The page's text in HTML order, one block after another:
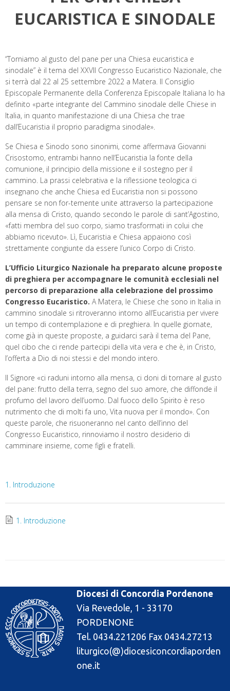
o
k
r I
n
e
s p m
EUCARISTICA E SINODALE
“Torniamo al gusto del pane per una Chiesa eucaristica e
sinodale” è il tema del XXVII Congresso Eucaristico Nazionale, che
si terrà dal 22 al 25 settembre 2022 a Matera. Il Consiglio
Episcopale Permanente della Conferenza Episcopale Italiana lo ha
definito «parte integrante del Cammino sinodale delle Chiese in
Italia, in quanto manifestazione di una Chiesa che trae
dall’Eucaristia il proprio paradigma sinodale».
Se Chiesa e Sinodo sono sinonimi, come affermava Giovanni
Crisostomo, entrambi hanno nell’Eucaristia la fonte della
comunione, il principio della missione e il sostegno per il
cammino. La prassi celebrativa e la riflessione teologica ci
insegnano che anche Chiesa ed Eucaristia non si possono
pensare se non for-temente unite attraverso la partecipazione
alla mensa di Cristo, quando secondo le parole di sant’Agostino,
«fatti membra del suo corpo, siamo trasformati in colui che
abbiamo ricevuto». Lì, Eucaristia e Chiesa appaiono così
strettamente congiunte da essere l’unico Corpo di Cristo.
L’Ufficio Liturgico Nazionale ha preparato alcune proposte
di preghiera per accompagnare le comunità ecclesiali nel
percorso di preparazione alla celebrazione del prossimo
Congresso Eucaristico. A Matera, le Chiese che sono in Italia in
cammino sinodale si ritroveranno intorno all’Eucaristia per vivere
un tempo di contemplazione e di preghiera. In quelle giornate,
come già in queste proposte, a guidarci sarà il tema del Pane,
quel cibo che ci rende partecipi della vita vera e che è, in Cristo,
l’offerta a Dio di noi stessi e del mondo intero.
Il Signore «ci raduni intorno alla mensa, ci doni di tornare al gusto
del pane: frutto della terra, segno del suo amore, che diffonde il
profumo del lavoro dell’uomo. Dal fuoco dello Spirito è reso
nutrimento che di molti fa uno, Vita nuova per il mondo». Con
queste parole, che risuoneranno nel canto dell’inno del
Congresso Eucaristico, rinnoviamo il nostro desiderio di
camminare insieme, come figli e fratelli.
1. Introduzione
1. Introduzione
Diocesi di Concordia Pordenone
Via Revedole, 1 - 33170
PORDENONE
Tel. 0434.221206 Fax 0434.27213
liturgico(@)diocesiconcordiaporden
one.it